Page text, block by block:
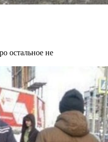
остальное не